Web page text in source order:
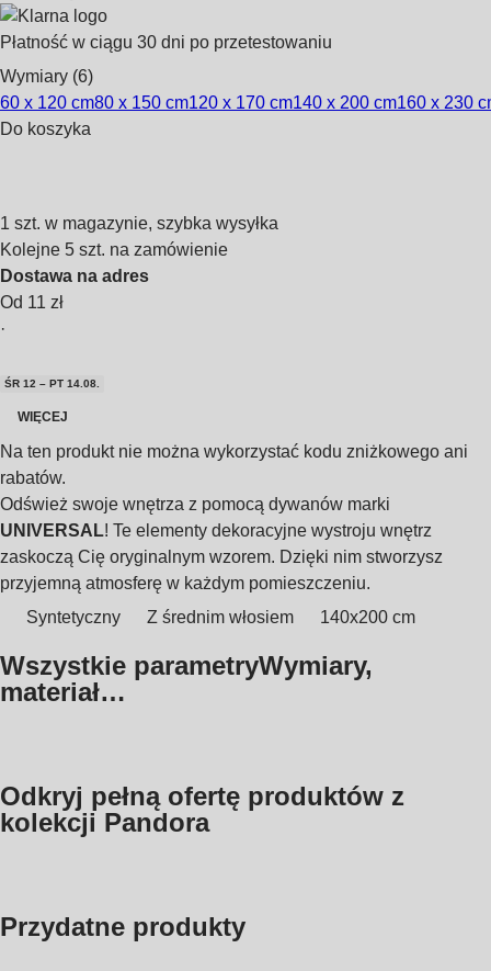
Płatność w ciągu 30 dni po przetestowaniu
Wymiary (6)
60 x 120 cm80 x 150 cm120 x 170 cm140 x 200 cm160 x 230
Do koszyka
1 szt. w magazynie, szybka wysyłka
Kolejne 5 szt. na zamówienie
Dostawa na adres
Od 11 zł
·
ŚR 12 – PT 14.08.
WIĘCEJ
Na ten produkt nie można wykorzystać kodu zniżkowego ani
rabatów.
Odśwież swoje wnętrza z pomocą dywanów marki
UNIVERSAL! Te elementy dekoracyjne wystroju wnętrz
zaskoczą Cię oryginalnym wzorem. Dzięki nim stworzysz
przyjemną atmosferę w każdym pomieszczeniu.
Syntetyczny
Z średnim włosiem 140x200 cm
Wszystkie parametryWymiary,
materiał…
Odkryj pełną ofertę produktów z
kolekcji Pandora
Przydatne produkty